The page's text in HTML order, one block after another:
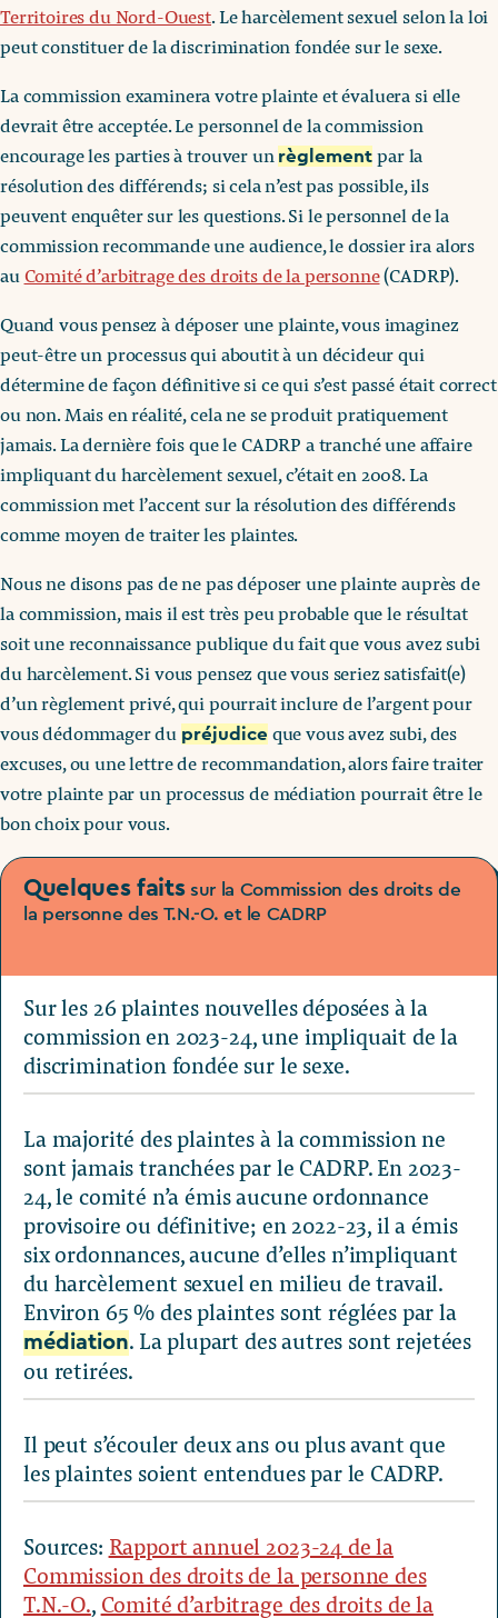
Territoires du Nord-Ouest. Le harcèlement sexuel selon la loi
peut constituer de la discrimination fondée sur le sexe.
La commission examinera votre plainte et évaluera si elle
devrait être acceptée. Le personnel de la commission
encourage les parties à trouver unrèglement par la
résolution des différends; si cela n’est pas possible, ils
peuvent enquêter sur les questions. Si le personnel de la
commission recommande une audience, le dossier ira alors
au Comité d’arbitrage des droits de la personne(CADRP).
Quand vous pensez à déposer une plainte, vous imaginez
peut-être un processus qui aboutit à un décideur qui
détermine de façon définitive si ce qui s’est passé était correct
ou non. Mais en réalité, cela ne se produit pratiquement
jamais. La dernière fois que le CADRP a tranché une affaire
impliquant du harcèlement sexuel, c’était en 2008. La
commission met l’accent sur la résolution des différends
comme moyen de traiter les plaintes.
Nous ne disons pas de ne pas déposer une plainte auprès de
la commission, mais il est très peu probable que le résultat
soit une reconnaissance publique du fait que vous avez subi
du harcèlement. Si vous pensez que vous seriez satisfait(e)
d’un règlement privé, qui pourrait inclure de l’argent pour
vous dédommager du préjudiceque vous avez subi, des
excuses, ou une lettre de recommandation, alors faire traiter
votre plainte par un processus de médiation pourrait être le
bon choix pour vous.
Quelques faitssur la Commission des droits de
la personne des T.N.-O. et le CADRP
Sur les 26 plaintes nouvelles déposées à la
commission en 2023-24, une impliquait de la
discrimination fondée sur le sexe.
La majorité des plaintes à la commission ne
sont jamais tranchées par le CADRP. En 2023-
24, le comité n’a émis aucune ordonnance
provisoire ou définitive; en 2022-23, il a émis
six ordonnances, aucune d’elles n’impliquant
du harcèlement sexuel en milieu de travail.
Environ 65 % des plaintes sont réglées par la
médiation. La plupart des autres sont rejetées
ou retirées.
Il peut s’écouler deux ans ou plus avant que
les plaintes soient entendues par le CADRP.
Sources: Rapport annuel 2023-24 de la
Commission des droits de la personne des
T.N.-O., Comité d’arbitrage des droits de la